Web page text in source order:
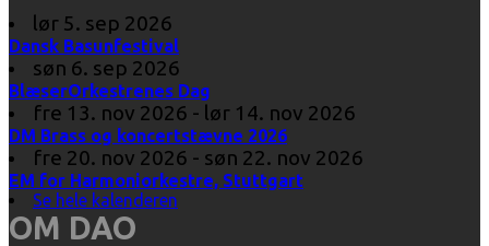
lør 5. sep 2026
Dansk Basunfestival
søn 6. sep 2026
BlæserOrkestrenes Dag
fre 13. nov 2026 - lør 14. nov 2026
DM Brass og koncertstævne 2026
fre 20. nov 2026 - søn 22. nov 2026
EM for Harmoniorkestre, Stuttgart
Se hele kalenderen
OM DAO